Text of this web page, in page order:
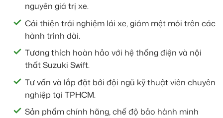
nguyên giá trị xe.
Cải thiện trải nghiệm lái xe, giảm mệt mỏi trên các
hành trình dài.
Tương thích hoàn hảo với hệ thống điện và nội
thất Suzuki Swift.
Tư vấn và lắp đặt bởi đội ngũ kỹ thuật viên chuyên
nghiệp tại TPHCM.
Sản phẩm chính hãng, chế độ bảo hành minh